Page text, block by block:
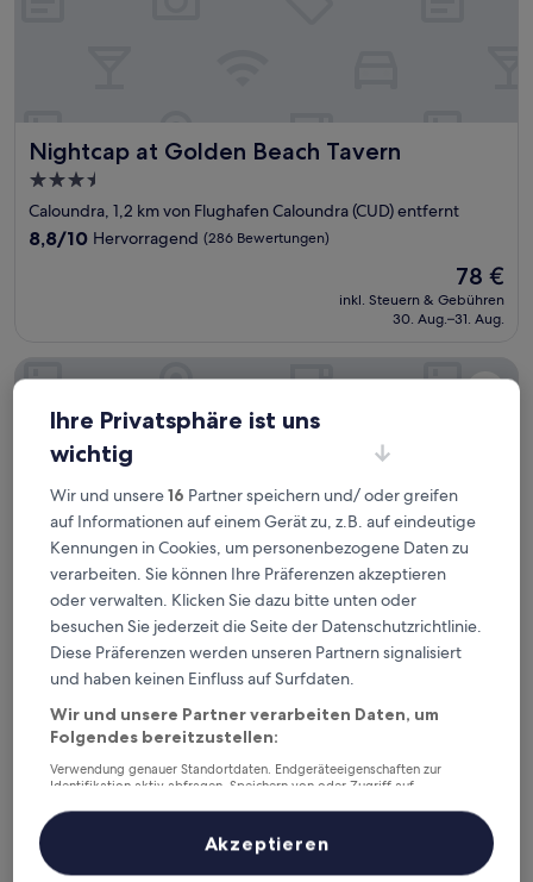
Nightcap at Golden Beach Tavern
Nightcap at Golden Beach Tavern
3.5-
Sterne-
Unterkunft
Caloundra, 1,2 km von Flughafen Caloundra (CUD) entfernt
8.8
8,8/10 Hervorragend (286 Bewertungen)
Der
Preis
beträgt
78 €
inkl. Steuern & Gebühren
30. Aug.–31. Aug.
Motel Sunshine Coast
Motel Sunshine Coast
Sterne-
Unterkunft
Caloundra, 1,4 km von Flughafen Caloundra (CUD) entfernt
von
Hervorragend,
(391
Bewertungen)
Preis
beträgt
inkl. Steuern & Gebühren
20. Aug.–21. Aug.
Ihre Privatsphäre ist uns
wichtig
Wir und unsere16 Partner speichern und/ oder greifen
auf Informationen auf einem Gerät zu, z.B. auf eindeutige
Kennungen in Cookies, um personenbezogene Daten zu
verarbeiten. Sie können Ihre Präferenzen akzeptieren
oder verwalten. Klicken Sie dazu bitte unten oder
besuchen Sie jederzeit die Seite der Datenschutzrichtlinie.
Diese Präferenzen werden unseren Partnern signalisiert
und haben keinen Einfluss auf Surfdaten.
Wir und unsere Partner verarbeiten Daten, um
Folgendes bereitzustellen:
Verwendung genauer Standortdaten. Endgeräteeigenschaften zur
Identifikation aktiv abfragen. Speichern von oder Zugriff auf
Inhalte, Messung von Werbeleistung und der Performance von Inhalten,
Zielgruppenforschung sowie Entwicklung und Verbesserung von
Liste der Partner (Lieferanten)
Akzeptieren